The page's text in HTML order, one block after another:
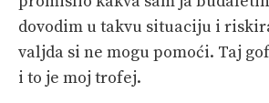
dovodim u takvu situaciju i
valjda si ne mogu pomoći. Taj
i to je moj trofej.